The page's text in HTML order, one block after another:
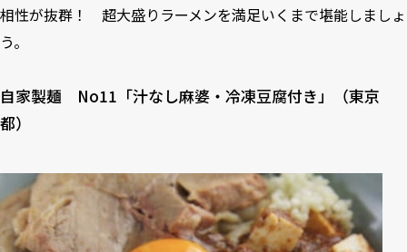
相性が抜群！ 超大盛りラーメンを満足いくまで堪能しましょ
う。
自家製麺 No11「汁なし麻婆・冷凍豆腐付き」（東京
都）